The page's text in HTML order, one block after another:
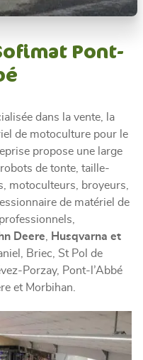
Pont-
dans la vente, la
de motoculture pour le
propose une large
de tonte, taille-
motoculteurs, broyeurs,
de matériel de
Deere
Husqvarna et
Briec, St Pol de
Porzay, Pont-l’Abbé
et Morbihan.